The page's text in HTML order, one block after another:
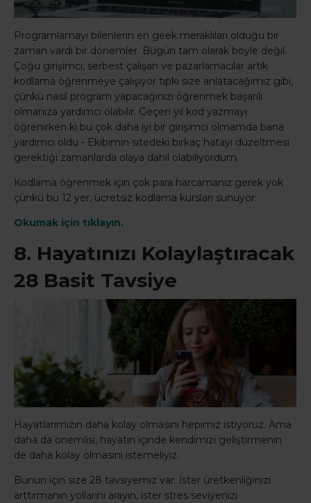
Programlamayı bilenlerin en geek meraklıları olduğu bir
zaman vardı bir dönemler. Bugün tam olarak böyle değil.
Çoğu girişimci, serbest çalışan ve pazarlamacılar artık
kodlama öğrenmeye çalışıyor tıpkı size anlatacağımız gibi,
çünkü nasıl program yapacağınızı öğrenmek başarılı
olmanıza yardımcı olabilir. Geçen yıl kod yazmayı
öğrenirken ki bu çok daha iyi bir girişimci olmamda bana
yardımcı oldu - Ekibimin sitedeki birkaç hatayı düzeltmesi
gerektiği zamanlarda olaya dahil olabiliyordum.
Kodlama öğrenmek için çok para harcamanız gerek yok
çünkü bu 12 yer, ücretsiz kodlama kursları sunuyor:
Okumak için tıklayın.
8. Hayatınızı Kolaylaştıracak
28 Basit Tavsiye
Hayatlarımızın daha kolay olmasını hepimiz istiyoruz. Ama
daha da önemlisi, hayatın içinde kendimizi geliştirmenin
de daha kolay olmasını istemeliyiz.
Bunun için size 28 tavsiyemiz var. İster üretkenliğinizi
arttırmanın yollarını arayın, ister stres seviyenizi